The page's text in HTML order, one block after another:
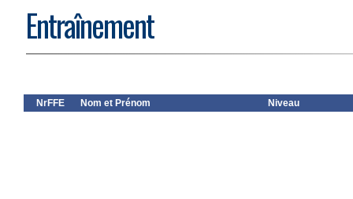
Entraînement
NrFFE Nom et Prénom Niveau